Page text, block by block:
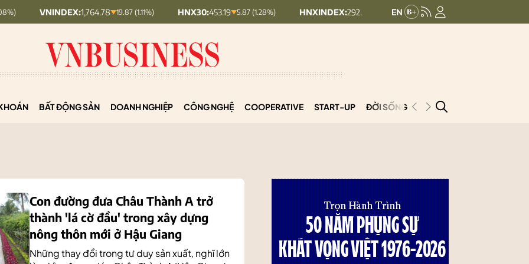
1,764.78 19.87 (1.11%) HNX30: 5.87 (1.28%) HNXINDEX: 292.64 8.56 (2.84%) UPCOMINDEX:
BẤT ĐỘNG SẢN DOANH NGHIỆP CÔNG NGHỆ COOPERATIVE START-UP ĐỜI SỐNG PODCAST
Con đường đưa Châu Thành A trở
thành 'lá cờ đầu' trong xây dựng
nông thôn mới ở Hậu Giang
Những thay đổi trong tư duy sản xuất, nghĩ lớn